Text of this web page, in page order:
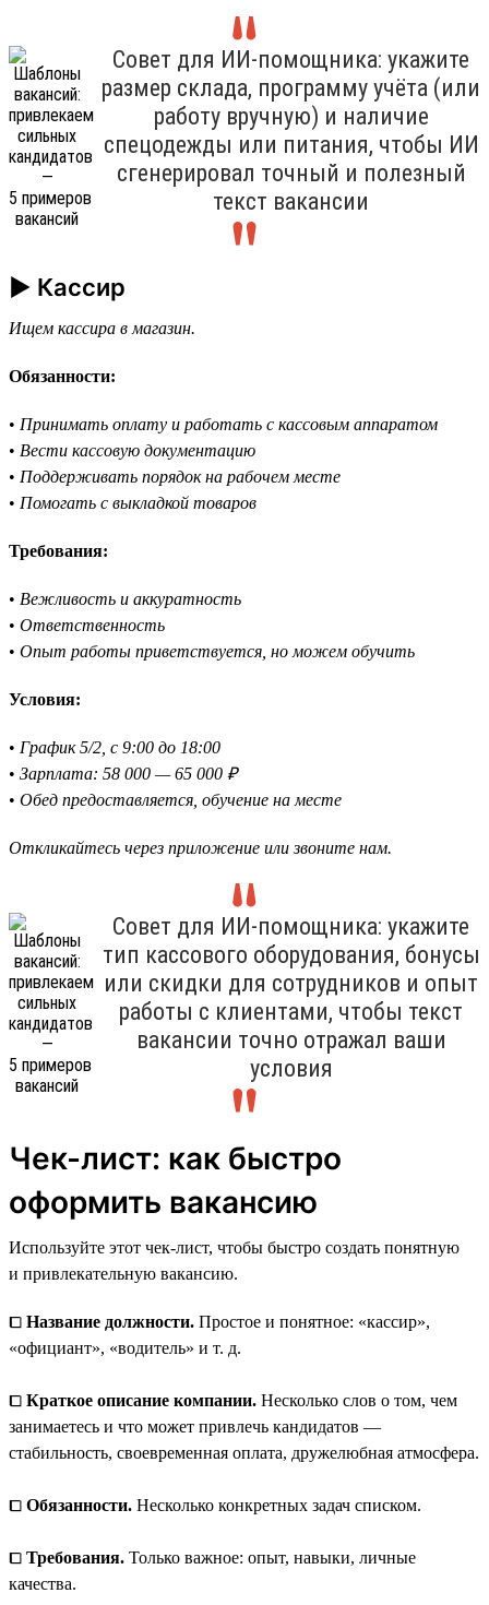
Совет для ИИ-помощника: укажите
размер склада, программу учёта (или
работу вручную) и наличие
спецодежды или питания, чтобы ИИ
сгенерировал точный и полезный
текст вакансии
► Кассир
Ищем кассира в магазин.
Обязанности:
• Принимать оплату и работать с кассовым аппаратом
• Вести кассовую документацию
• Поддерживать порядок на рабочем месте
• Помогать с выкладкой товаров
Требования:
• Вежливость и аккуратность
• Ответственность
• Опыт работы приветствуется, но можем обучить
Условия:
• График 5/2, с 9:00 до 18:00
• Зарплата: 58 000 — 65 000 ₽
• Обед предоставляется, обучение на месте
Откликайтесь через приложение или звоните нам.
Совет для ИИ-помощника: укажите
тип кассового оборудования, бонусы
или скидки для сотрудников и опыт
работы с клиентами, чтобы текст
вакансии точно отражал ваши
условия
Чек-лист: как быстро
оформить вакансию
Используйте этот чек-лист, чтобы быстро создать понятную
и привлекательную вакансию.
⧠ Название должности. Простое и понятное: «кассир»,
«официант», «водитель» и т. д.
⧠ Краткое описание компании. Несколько слов о том, чем
занимаетесь и что может привлечь кандидатов —
стабильность, своевременная оплата, дружелюбная атмосфера.
⧠ Обязанности. Несколько конкретных задач списком.
⧠ Требования. Только важное: опыт, навыки, личные
качества.